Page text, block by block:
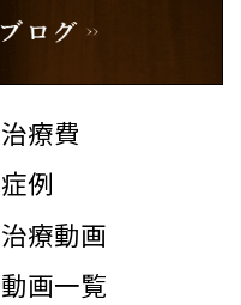
治療費
症例
治療動画
動画一覧